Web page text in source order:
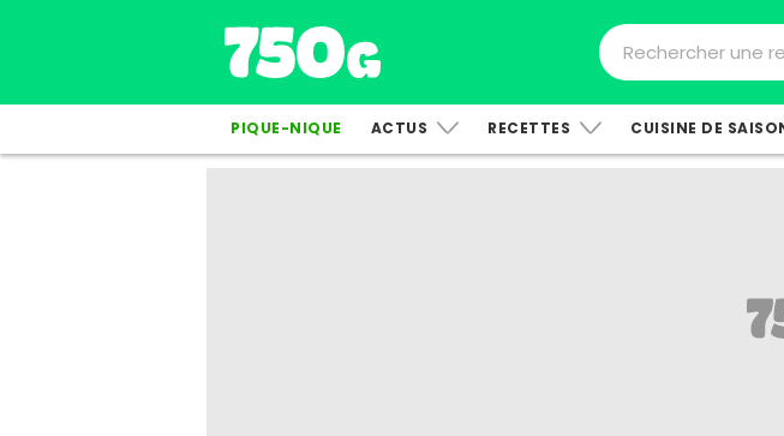
PIQUE-NIQUE ACTUS RECETTES CUISINE DE